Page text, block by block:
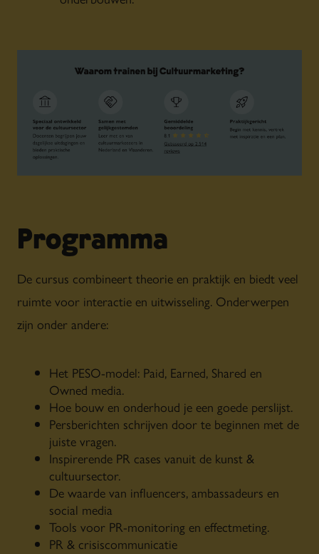
Programma
De cursus combineert theorie en praktijk en biedt veel
ruimte voor interactie en uitwisseling. Onderwerpen
zijn onder andere:
Het PESO-model: Paid, Earned, Shared en
Owned media.
Hoe bouw en onderhoud je een goede perslijst.
Persberichten schrijven door te beginnen met de
juiste vragen.
Inspirerende PR cases vanuit de kunst &
cultuursector.
De waarde van influencers, ambassadeurs en
social media
Tools voor PR-monitoring en effectmeting.
PR & crisiscommunicatie